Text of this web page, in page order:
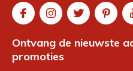
Ontvang de nieuwste
promoties